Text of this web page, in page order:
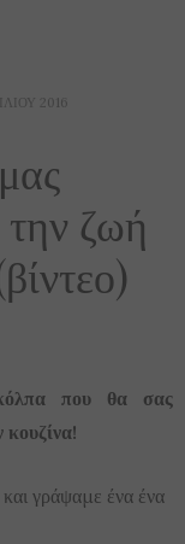
2016
ζωή
που θα σας
και γράψαμε ένα ένα